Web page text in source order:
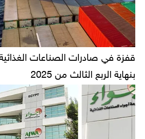
بنهاية الربع الثالث من 2025